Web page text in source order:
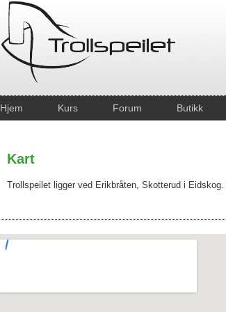
Hjem Kurs Forum Butikk
Kart
Trollspeilet ligger ved Erikbråten, Skotterud i